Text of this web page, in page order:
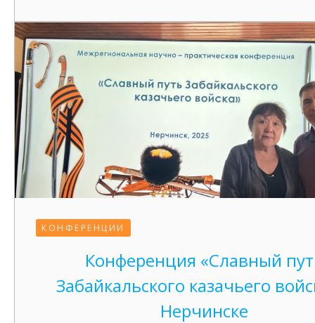
КОНФЕРЕНЦИИ
Конференция «Славный
Забайкальского казачьего
Нерчинске